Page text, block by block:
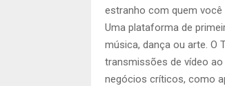
estranho com quem você
Uma plataforma de
música, dança ou arte. O
transmissões de vídeo
negócios críticos, como